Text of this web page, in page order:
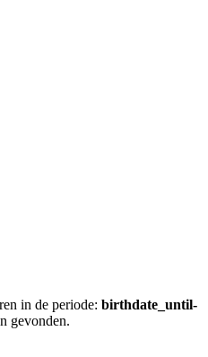
in de periode: birthdate_until-
gevonden.